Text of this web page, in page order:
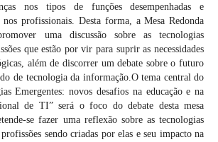
nos tipos de funções desempenhadas e
nos profissionais. Desta forma, a Mesa Redonda
uma discussão sobre as tecnologias
que estão por vir para suprir as necessidades
além de discorrer um debate sobre o futuro
de tecnologia da informação.O tema central do
Emergentes: novos desafios na educação e na
de TI” será o foco do debate desta mesa
se fazer uma reflexão sobre as tecnologias
sendo criadas por elas e seu impacto na